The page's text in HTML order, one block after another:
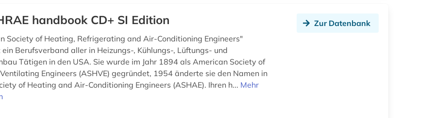
handbook CD+ SI Edition
Society of Heating, Refrigerating and Air-Conditioning Engineers"
ein Berufsverband aller in Heizungs-, Kühlungs-, Lüftungs- und
Tätigen in den USA. Sie wurde im Jahr 1894 als American Society of
Engineers (ASHVE) gegründet, 1954 änderte sie den Namen in
of Heating and Air-Conditioning Engineers (ASHAE). Ihren h... Mehr
Zur Datenbank